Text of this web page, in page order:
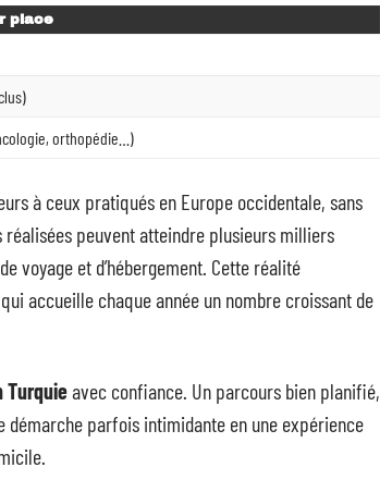
place
orthopédie…)
à ceux pratiqués en Europe occidentale, sans
réalisées peuvent atteindre plusieurs milliers
voyage et d’hébergement. Cette réalité
accueille chaque année un nombre croissant de
Turquieavec confiance. Un parcours bien planifié,
parfois intimidante en une expérience